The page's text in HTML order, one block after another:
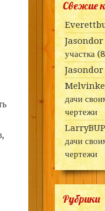
Свежие
Jasondor
участка
Jasondor
дачи
чертежи
LarryBUP
дачи
чертежи
Рубрики